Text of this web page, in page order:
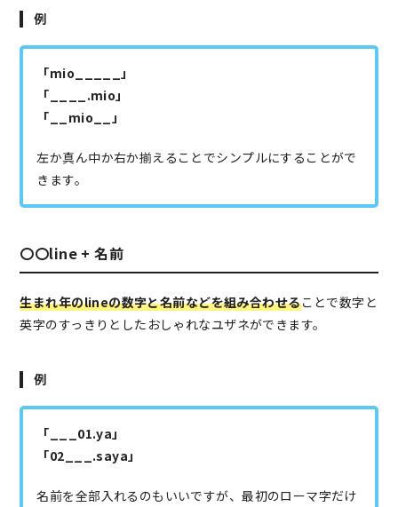
例
「mio_____」
「____.mio」
「__mio__」
左か真ん中か右か揃えることでシンプルにすることがで
きます。
〇〇line + 名前
生まれ年のlineの数字と名前などを組み合わせることで数字と
英字のすっきりとしたおしゃれなユザネができます。
例
「___01.ya」
「02___.saya」
名前を全部入れるのもいいですが、最初のローマ字だけ